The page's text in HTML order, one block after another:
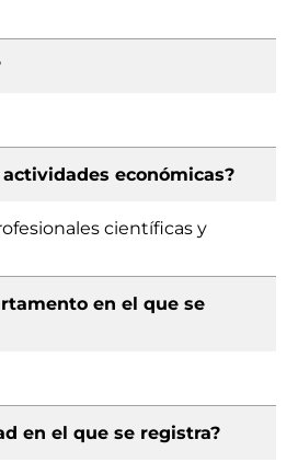
actividades económicas?
científicas y
en el que se
en el que se registra?